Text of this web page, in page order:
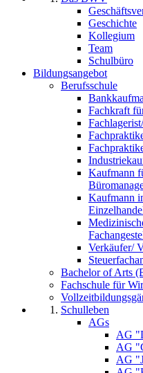
Geschichte
Kollegium
Team
Schulbüro
Bildungsangebot
Berufsschule
Fachkraft
Kaufmann
Kaufmann
Verkäufer/
Bachelor of Arts
Fachschule für
Schulleben
AGs
AG
AG
AG